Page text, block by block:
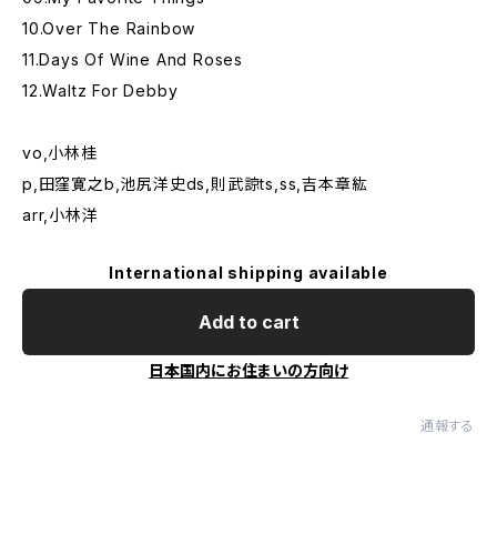
10.Over The Rainbow
11.Days Of Wine And Roses
12.Waltz For Debby
vo,小林桂
p,田窪寛之b,池尻洋史ds,則武諒ts,ss,吉本章紘
arr,小林洋
International shipping available
Add to cart
日本国内にお住まいの方向け
通報する